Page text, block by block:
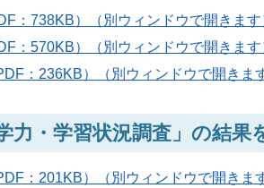
：738KB）（別ウィンドウで開きます
：570KB）（別ウィンドウで開きます
：236KB）（別ウィンドウで開きま
力・学習状況調査」の結果
：201KB）（別ウィンドウで開きま